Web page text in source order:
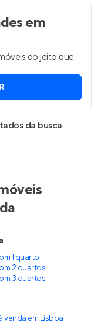
em
do jeito que
da busca
1 quarto
2 quartos
3 quartos
em Lisboa